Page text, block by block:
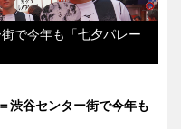
で今年も「七夕パレー
渋谷センター街で今年も